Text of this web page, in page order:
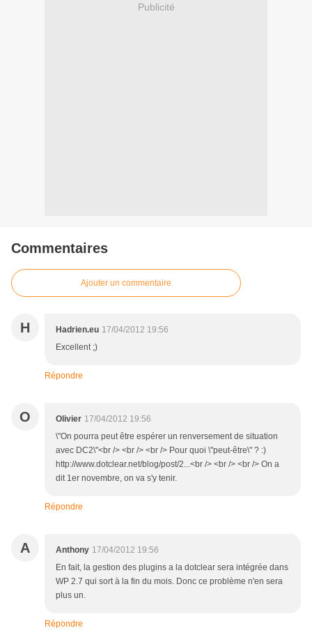
Publicité
Commentaires
Ajouter un commentaire
H Hadrien.eu 17/04/2012 19:56
Excellent ;)
Répondre
O Olivier 17/04/2012 19:56
\"On pourra peut être espérer un renversement de situation
avec DC2\"<br /> <br /> <br /> Pour quoi \"peut-être\" ? :)
http://www.dotclear.net/blog/post/2...<br /> <br /> <br /> On a
dit 1er novembre, on va s'y tenir.
Répondre
A Anthony 17/04/2012 19:56
En fait, la gestion des plugins a la dotclear sera intégrée dans
WP 2.7 qui sort à la fin du mois. Donc ce problème n'en sera
plus un.
Répondre